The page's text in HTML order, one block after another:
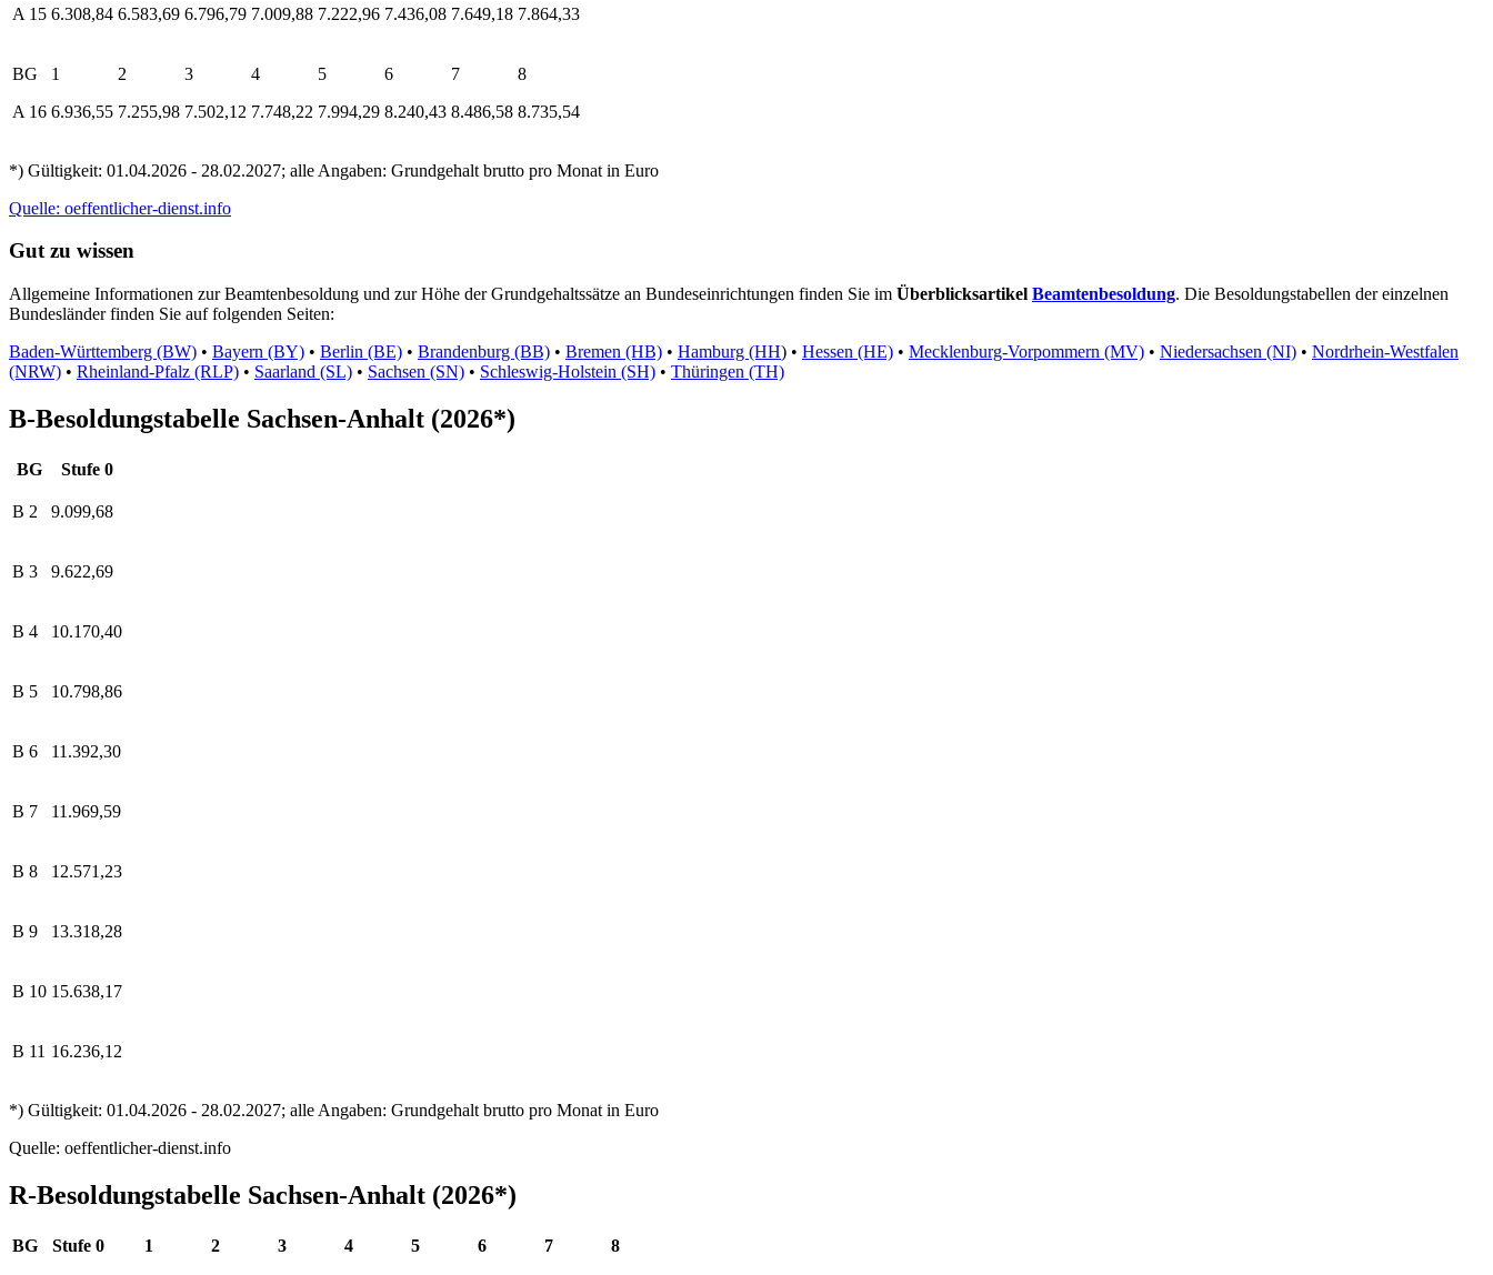
A 15 6.308,84 6.583,69 6.796,79 7.009,88 7.222,96 7.436,08 7.649,18 7.864,33
BG
A 16
1
6.936,55
2
7.255,98
3
7.502,12
4
7.748,22
5
7.994,29
6
8.240,43
7
8.486,58
8
8.735,54
*) Gültigkeit: 01.04.2026 - 28.02.2027; alle Angaben: Grundgehalt brutto pro Monat in Euro
Quelle: oeffentlicher-dienst.info
Gut zu wissen
Allgemeine Informationen zur Beamtenbesoldung und zur Höhe der Grundgehaltssätze an Bundeseinrichtungen finden Sie im Überblicksartikel Beamtenbesoldung. Die Besoldungstabellen der einzelnen
Bundesländer finden Sie auf folgenden Seiten:
Baden-Württemberg (BW) • Bayern (BY) • Berlin (BE) • Brandenburg (BB) • Bremen (HB) • Hamburg (HH) • Hessen (HE) • Mecklenburg-Vorpommern (MV) • Niedersachsen (NI) • Nordrhein-Westfalen
(NRW) • Rheinland-Pfalz (RLP) • Saarland (SL) • Sachsen (SN) • Schleswig-Holstein (SH) • Thüringen (TH)
B-Besoldungstabelle Sachsen-Anhalt (2026*)
BG Stufe 0
B 2 9.099,68
B 3 9.622,69
B 4 10.170,40
B 5 10.798,86
B 6 11.392,30
B 7 11.969,59
B 8 12.571,23
B 9 13.318,28
B 10 15.638,17
B 11 16.236,12
*) Gültigkeit: 01.04.2026 - 28.02.2027; alle Angaben: Grundgehalt brutto pro Monat in Euro
Quelle: oeffentlicher-dienst.info
R-Besoldungstabelle Sachsen-Anhalt (2026*)
BG Stufe 0 1 2 3 4 5 6 7 8